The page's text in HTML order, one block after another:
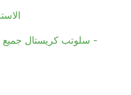
سلوتب كريستال جميع